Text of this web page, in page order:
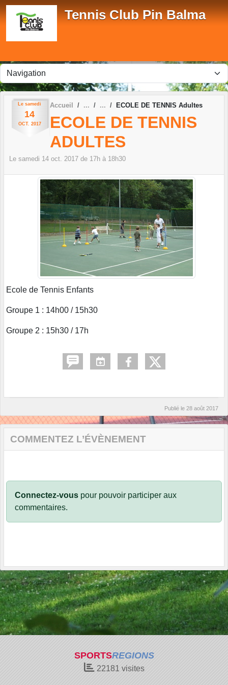
Tennis Club Pin Balma
Le samedi
14
OCT. 2017
Accueil ECOLE DE TENNIS Adultes
ECOLE DE TENNIS
ADULTES
Le samedi 14 oct. 2017 de 17h à 18h30
Ecole de Tennis Enfants
Groupe 1 : 14h00 / 15h30
Groupe 2 : 15h30 / 17h
Publié le 28 août 2017
COMMENTEZ L’ÉVÈNEMENT
Connectez-vous pour pouvoir participer aux
commentaires.
SPORTSREGIONS
22181 visites
Panneau de gestion des cookies